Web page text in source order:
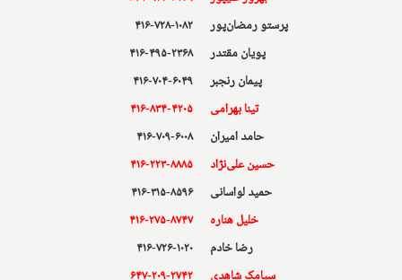
پرستو رمضان‌پور
۴۱۶-۷۲۸-۱۰۸۲
پویان مقتدر
۴۱۶-۴۹۵-۲۳۶۸
پیمان رنجبر
۴۱۶-۷۰۴-۶۰۴۹
تینا بهرامی
۴۱۶-۸۳۴-۴۲۰۵
حامد امیران
۴۱۶-۷۰۹-۶۰۰۸
حسین علی‌نژاد
۴۱۶-۲۲۳-۸۸۸۵
حمید لواسانی
۴۱۶-۳۱۵-۸۵۹۶
خلیل هناره
۴۱۶-۲۷۵-۸۷۴۷
رضا خادم
۴۱۶-۷۲۶-۱۰۲۰